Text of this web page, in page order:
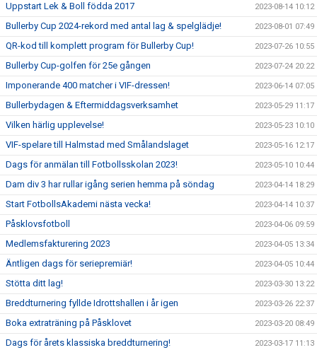
Uppstart Lek & Boll födda 2017 2023-08-14 10:12
Bullerby Cup 2024-rekord med antal lag & spelglädje! 2023-08-01 07:49
QR-kod till komplett program för Bullerby Cup! 2023-07-26 10:55
Bullerby Cup-golfen för 25e gången 2023-07-24 20:22
Imponerande 400 matcher i VIF-dressen! 2023-06-14 07:05
Bullerbydagen & Eftermiddagsverksamhet 2023-05-29 11:17
Vilken härlig upplevelse! 2023-05-23 10:10
VIF-spelare till Halmstad med Smålandslaget 2023-05-16 12:17
Dags för anmälan till Fotbollsskolan 2023! 2023-05-10 10:44
Dam div 3 har rullar igång serien hemma på söndag 2023-04-14 18:29
Start FotbollsAkademi nästa vecka! 2023-04-14 10:37
Påsklovsfotboll 2023-04-06 09:59
Medlemsfakturering 2023 2023-04-05 13:34
Äntligen dags för seriepremiär! 2023-04-05 10:44
Stötta ditt lag! 2023-03-30 13:22
Breddturnering fyllde Idrottshallen i år igen 2023-03-26 22:37
Boka extraträning på Påsklovet 2023-03-20 08:49
Dags för årets klassiska breddturnering! 2023-03-17 11:13